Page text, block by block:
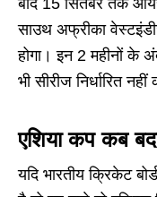
बाद 15 सितंबर तक
साउथ अफ्रीका
होगा। इन 2 महीनों के
भी सीरीज निर्धारित
एशिया कप कब
यदि भारतीय क्रिकेट